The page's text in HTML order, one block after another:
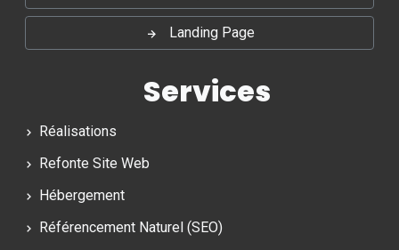
Landing Page
Services
Réalisations
Refonte Site Web
Hébergement
Référencement Naturel (SEO)